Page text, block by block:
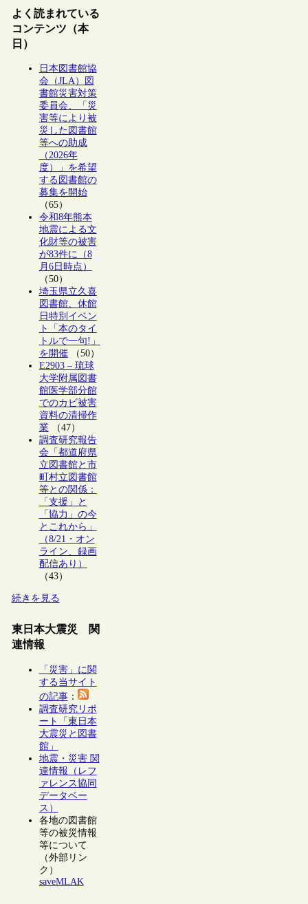
よく読まれている
コンテンツ（本
日）
日本図書館協
会（JLA）図
書館災害対策
委員会、「災
害等により被
災した図書館
等への助成
（2026年
度）」を希望
する図書館の
募集を開始
（65）
令和8年熊本
地震による文
化財等の被害
が83件に（8
月6日時点）
（50）
埼玉県立久喜
図書館、休館
日特別イベン
ト「本のタイ
トルで一句!」
を開催（50）
E2903 – 琉球
大学附属図書
館医学部分館
でのカビ被害
資料の清掃作
業（47）
調査研究報告
会「都道府県
立図書館と市
町村立図書館
等との関係：
「支援」と
「協力」の今
とこれから」
（8/21・オン
ライン、録画
配信あり）
（43）
続きを見る
東日本大震災 関
連情報
「災害」に関
する当サイト
の記事：
調査研究リポ
ート「東日本
大震災と図書
館」
地震・災害 関
連情報（レフ
ァレンス協同
データベー
ス）
各地の図書館
等の被災情報
等について
（外部リン
ク）
saveMLAK